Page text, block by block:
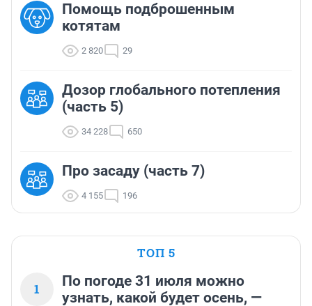
Помощь подброшенным
котятам
2 820 29
Дозор глобального потепления
(часть 5)
34 228 650
Про засаду (часть 7)
4 155 196
ТОП 5
1
По погоде 31 июля можно
узнать, какой будет осень, —